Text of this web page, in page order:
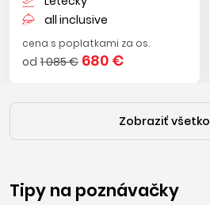
all inclusive
cena s poplatkami za os.
od 1 085 € 680 €
Zobraziť všetko
Tipy na poznávačky